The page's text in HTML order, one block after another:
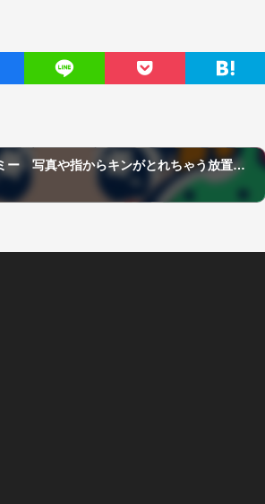
リケジョ菌デミー 写真や指からキンがとれちゃう放置収集ゲーム